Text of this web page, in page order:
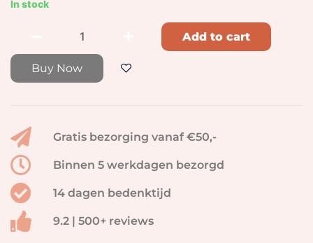
In stock
Buy Now
Add to cart
Gratis bezorging vanaf €50,-
Binnen 5 werkdagen bezorgd
14 dagen bedenktijd
9.2 | 500+ reviews